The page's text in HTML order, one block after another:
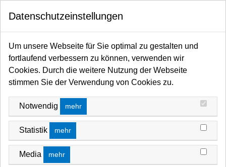
Startseite Kabel / Stecker / Verteiler Steckverbinder XLR XLR Zubehör
Datenschutzeinstellungen
Um unsere Webseite für Sie optimal zu gestalten und
fortlaufend verbessern zu können, verwenden wir
Cookies. Durch die weitere Nutzung der Webseite
stimmen Sie der Verwendung von Cookies zu.
Notwendig mehr
Statistik mehr
Media mehr